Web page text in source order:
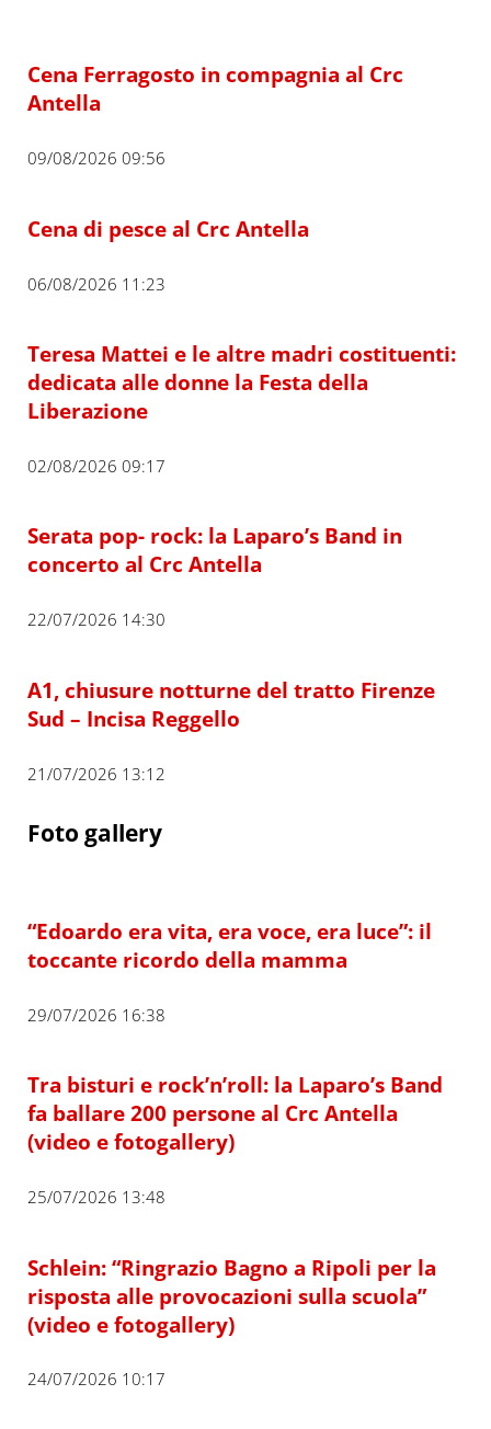
Cena Ferragosto in compagnia al Crc
Antella
09/08/2026 09:56
Cena di pesce al Crc Antella
06/08/2026 11:23
Teresa Mattei e le altre madri costituenti:
dedicata alle donne la Festa della
Liberazione
02/08/2026 09:17
Serata pop- rock: la Laparo’s Band in
concerto al Crc Antella
22/07/2026 14:30
A1, chiusure notturne del tratto Firenze
Sud – Incisa Reggello
21/07/2026 13:12
Foto gallery
“Edoardo era vita, era voce, era luce”: il
toccante ricordo della mamma
29/07/2026 16:38
Tra bisturi e rock’n’roll: la Laparo’s Band
fa ballare 200 persone al Crc Antella
(video e fotogallery)
25/07/2026 13:48
Schlein: “Ringrazio Bagno a Ripoli per la
risposta alle provocazioni sulla scuola”
(video e fotogallery)
24/07/2026 10:17